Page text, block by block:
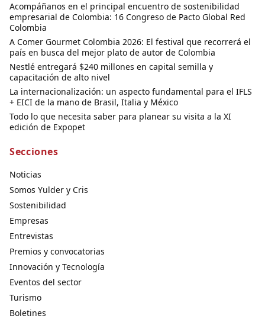
Acompáñanos en el principal encuentro de sostenibilidad
empresarial de Colombia: 16 Congreso de Pacto Global Red
Colombia
A Comer Gourmet Colombia 2026: El festival que recorrerá el
país en busca del mejor plato de autor de Colombia
Nestlé entregará $240 millones en capital semilla y
capacitación de alto nivel
La internacionalización: un aspecto fundamental para el IFLS
+ EICI de la mano de Brasil, Italia y México
Todo lo que necesita saber para planear su visita a la XI
edición de Expopet
Secciones
Noticias
Somos Yulder y Cris
Sostenibilidad
Empresas
Entrevistas
Premios y convocatorias
Innovación y Tecnología
Eventos del sector
Turismo
Boletines